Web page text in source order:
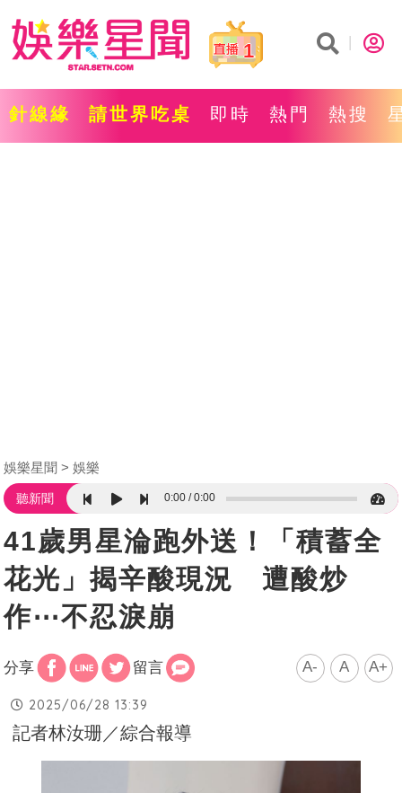
1
針線緣 請世界吃桌 即時 熱門 熱搜
娛樂星聞 娛樂
聽新聞 0:00 0:00
41歲男星淪跑外送！「積蓄全
花光」揭辛酸現況 遭酸炒
作⋯不忍淚崩
分享 留言 A- A A+
2025/06/28 13:39
記者林汝珊／綜合報導